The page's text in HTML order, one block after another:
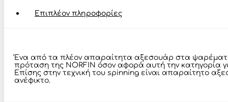
Επιπλέον πληροφορίες
Ένα από τα πλέον απαραίτητα αξεσουάρ στα ψαρέματα
πρόταση της NORFIN όσον αφορά αυτή την κατηγορία
Επίσης στην τεχνική του spinning είναι απαραίτητο
ανέφικτο.